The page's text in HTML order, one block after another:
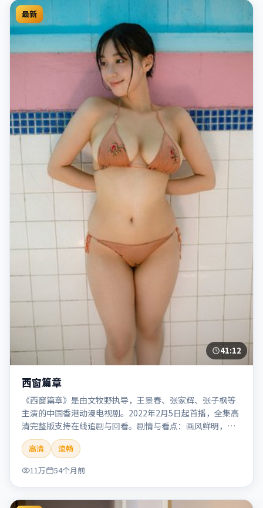
最新
41:12
西窗篇章
《西窗篇章》是由文牧野执导，王景春、张家辉、张子枫等
主演的中国香港动漫电视剧。2022年2月5日起首播，全集高
清完整版支持在线追剧与回看。剧情与看点：画风鲜明，想
象力丰富，剧情适合青少年与动画爱好者。本片适合检索
「西窗篇章」「文牧野」「动漫」「中国香港」「2022」
「2022-02-05上映」等关键词的影迷阅读简介与主创信息。
高清
流畅
11万
54个月前